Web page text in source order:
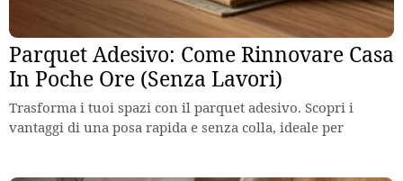
Parquet Adesivo: Come Rinnovare Casa
In Poche Ore (Senza Lavori)
Trasforma i tuoi spazi con il parquet adesivo. Scopri i
vantaggi di una posa rapida e senza colla, ideale per